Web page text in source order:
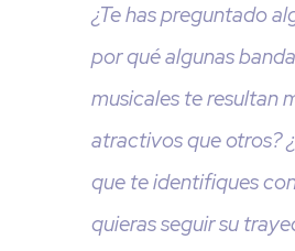
¿Te has preguntado
por qué algunas
musicales te resultan
atractivos que otros?
que te identifiques
quieras seguir su